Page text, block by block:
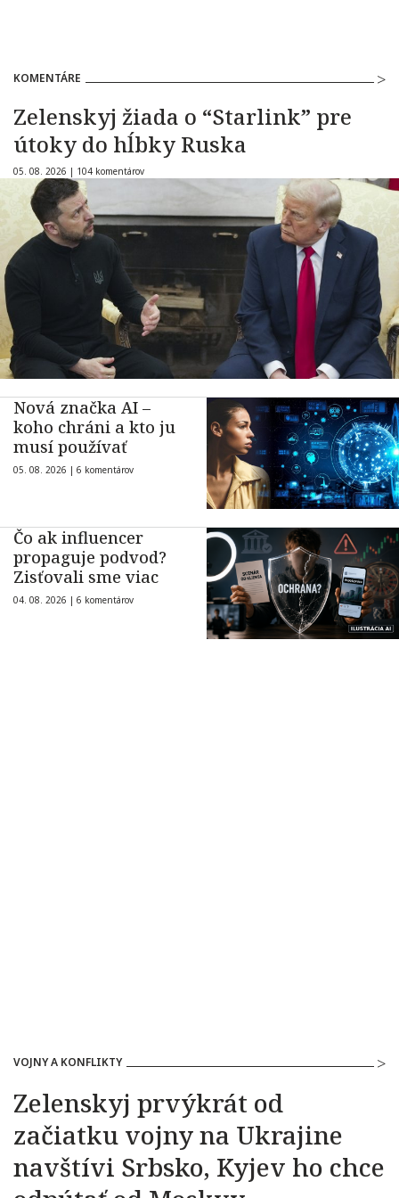
KOMENTÁRE
Zelenskyj žiada o “Starlink” pre
útoky do hĺbky Ruska
05. 08. 2026 | 104 komentárov
Nová značka AI –
koho chráni a kto ju
musí používať
05. 08. 2026 | 6 komentárov
Čo ak influencer
propaguje podvod?
Zisťovali sme viac
04. 08. 2026 | 6 komentárov
VOJNY A KONFLIKTY
Zelenskyj prvýkrát od
začiatku vojny na Ukrajine
navštívi Srbsko, Kyjev ho chce